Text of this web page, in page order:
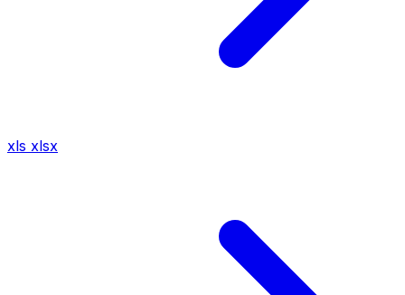
xls xlsx